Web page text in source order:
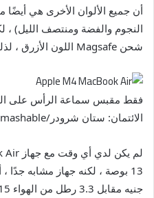
أن جميع الألوان الأخرى هي أيضًا
شحن Magsafe اللون الأزرق ، لذلك كل شيء جيد مع الكون.
فقط مقبس سماعة الرأس على
الائتمان: ستان شرودر/mashable
جنيه مقابل 3.3 رطل من الهواء 15 بوصة).